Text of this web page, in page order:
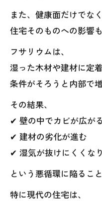
また、健康面だけでなく
住宅そのものへの影響
フサリウムは、
湿った木材や建材に定着
条件がそろうと内部で
その結果、
✔ 壁の中でカビが広がる
✔ 建材の劣化が進む
✔ 湿気が抜けにくくな
という悪循環に陥るこ
特に現代の住宅は、